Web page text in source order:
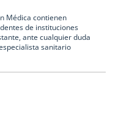
Médica contienen
de instituciones
ante cualquier duda
sanitario